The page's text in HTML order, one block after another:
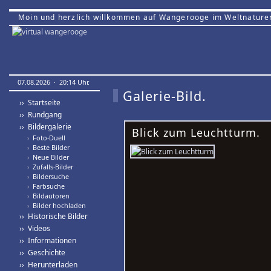
Moin und herzlich willkommen auf Wangerooge im
07.08.2026 · 20:14 Uhr.
›› Startseite
›› Rundgang
›› Bildergalerie
› Foto-Duell
› Beste Bilder
› Neue Bilder
› Zufalls-Bilder
› Bildersuche
› Farbsuche
› Bildautoren
› Bilder hochladen
›› Historische Bilder
›› Videos
›› Informationen
›› Geschichte
›› Herunterladen
Galerie-Bild.
Blick zum Leuchtturm.